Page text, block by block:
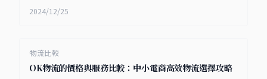
2024/12/25
物流比較
OK物流的價格與服務比較：中小電商高效物流選擇攻略